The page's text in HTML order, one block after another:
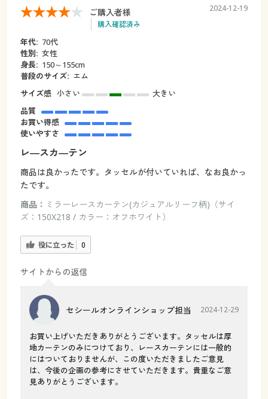
ご購入者様
購入確認済み
2024-12-19
年代: 70代
性別: 女性
身長: 150～155cm
普段のサイズ: エム
サイズ感 小さい
大きい
品質
お買い得感
使いやすさ
レ―スカ―テン
商品は良かったです。タッセルが付いていれば、なお良かっ
たです。
商品： ミラーレースカーテン(カジュアルリーフ柄)（サイ
ズ：150X218 / カラー：オフホワイト）
役に立った 0
サイトからの返信
セシールオンラインショップ担当 2024-12-29
お買い上げいただきありがとうございます。タッセルは厚
地カーテンのみにつけており、レースカーテンには一般的
にはついておりませんが、この度いただきましたご意見
は、今後の企画の参考にさせていただきます。貴重なご意
見ありがとうございます。